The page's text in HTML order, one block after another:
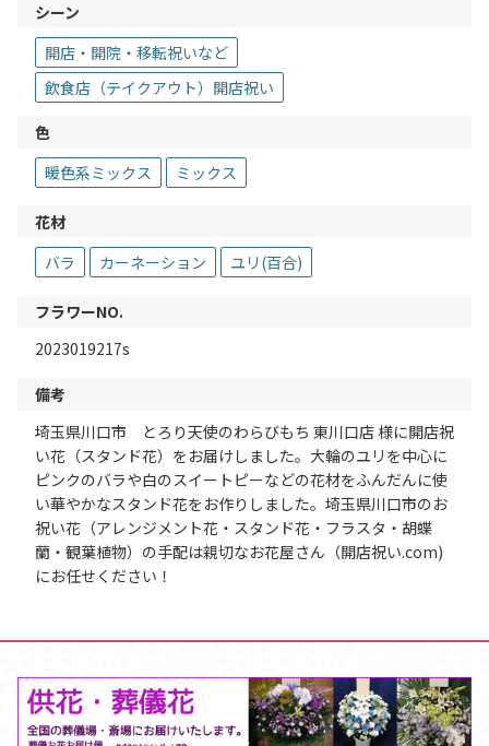
シーン
開店・開院・移転祝いなど
飲食店（テイクアウト）開店祝い
色
暖色系ミックス
ミックス
花材
バラ
カーネーション ユリ(百合)
フラワーNO.
2023019217s
備考
埼玉県川口市 とろり天使のわらびもち 東川口店 様に開店祝
い花（スタンド花）をお届けしました。大輪のユリを中心に
ピンクのバラや白のスイートピーなどの花材をふんだんに使
い華やかなスタンド花をお作りしました。埼玉県川口市のお
祝い花（アレンジメント花・スタンド花・フラスタ・胡蝶
蘭・観葉植物）の手配は親切なお花屋さん（開店祝い.com)
にお任せください！